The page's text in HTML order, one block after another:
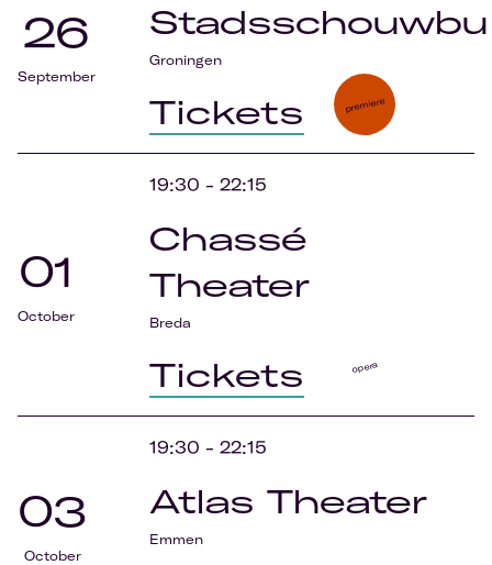
26
September
premiere
Groningen
Tickets
01
October
opera
19:30 - 22:15
Chassé
Theater
Breda
Tickets
03
October
19:30 - 22:15
Atlas Theater
Emmen